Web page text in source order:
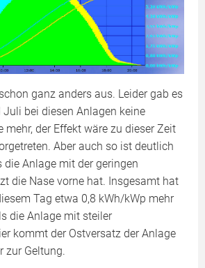
ganz anders aus. Leider gab es
bei diesen Anlagen keine
mehr, der Effekt wäre zu dieser Zeit
Aber auch so ist deutlich
die Anlage mit der geringen
die Nase vorne hat. Insgesamt hat
Tag etwa 0,8 kWh/kWp mehr
die Anlage mit steiler
kommt der Ostversatz der Anlage
zur Geltung.